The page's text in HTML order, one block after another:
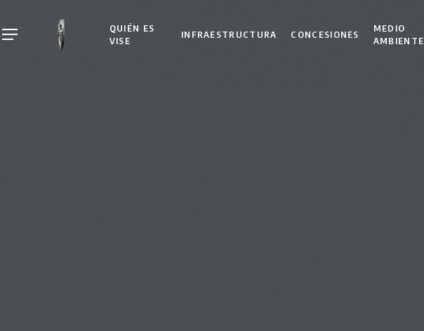
to
Menu
QUIÉN ES
VISE
INFRAESTRUCTURA CONCESIONES
MEDIO
AMBIENTE